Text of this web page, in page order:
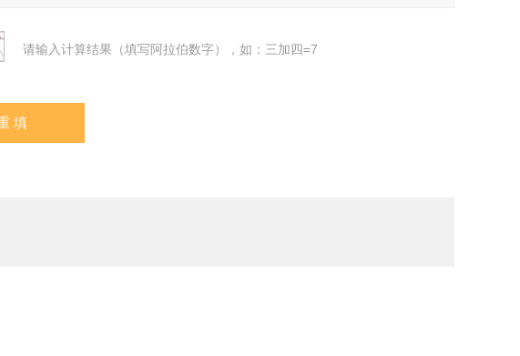
请输入计算结果（填写阿拉伯数字），如：三加四=7